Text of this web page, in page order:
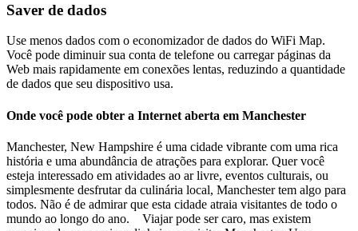
Saver de dados
Use menos dados com o economizador de dados do WiFi Map.
Você pode diminuir sua conta de telefone ou carregar páginas da
Web mais rapidamente em conexões lentas, reduzindo a quantidade
de dados que seu dispositivo usa.
Onde você pode obter a Internet aberta em Manchester
Manchester, New Hampshire é uma cidade vibrante com uma rica
história e uma abundância de atrações para explorar. Quer você
esteja interessado em atividades ao ar livre, eventos culturais, ou
simplesmente desfrutar da culinária local, Manchester tem algo para
todos. Não é de admirar que esta cidade atraia visitantes de todo o
mundo ao longo do ano. Viajar pode ser caro, mas existem